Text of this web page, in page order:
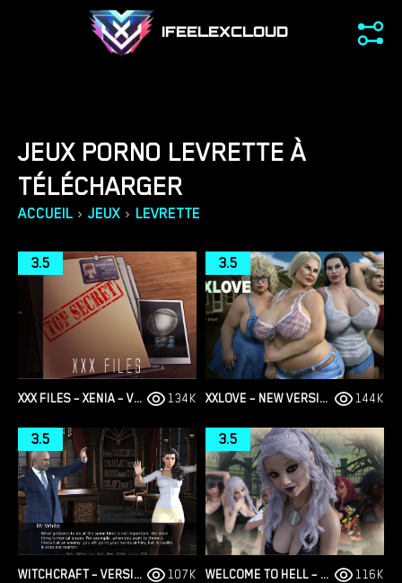
IFEELEXCLOUD
JEUX PORNO LEVRETTE À
TÉLÉCHARGER
ACCUEIL › JEUX › LEVRETTE
XXX FILES – XENIA – VERSION 1.0 (FULL GAME) [FUTADOMWORLD]
3.5
134K XXLOVE – NEW VERSION 0.8 [CHAIXAS-GAMES]
3.5
144K
WITCHCRAFT – VERSION 0.9.8P – ADDED ANDROID PORT [RED SILHOUETTE]
3.5
107K WELCOME TO HELL – THE VAMPIRE CHRONICLES – NEW VERSION 0.1.0 REMASTERED [NOOBPRO GAMES]
3.5
116K